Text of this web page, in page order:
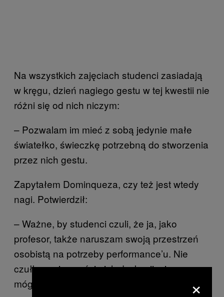
Na wszystkich zajęciach studenci zasiadają
w kręgu, dzień nagiego gestu w tej kwestii nie
różni się od nich niczym:
– Pozwalam im mieć z sobą jedynie małe
światełko, świeczkę potrzebną do stworzenia
przez nich gestu.
Zapytałem Dominqueza, czy też jest wtedy
nagi. Potwierdził:
– Ważne, by studenci czuli, że ja, jako
profesor, także naruszam swoją przestrzeń
osobistą na potrzeby performance’u. Nie
czułbym się częścią ich dyskusji, nie
mógłbym oceniać ich nieśmiałości, gdybym
×